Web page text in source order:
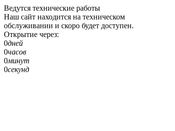
Ведутся технические работы
Наш сайт находится на техническом
обслуживании и скоро будет доступен.
Открытие через:
0дней
0часов
0минут
0секунд